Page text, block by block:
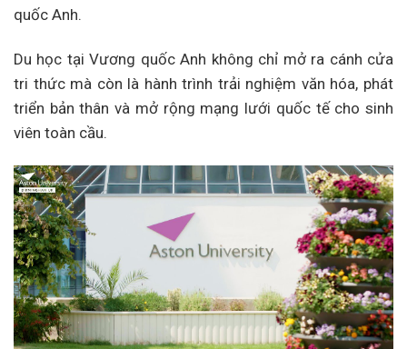
quốc Anh.
Du học tại Vương quốc Anh không chỉ mở ra cánh cửa
tri thức mà còn là hành trình trải nghiệm văn hóa, phát
triển bản thân và mở rộng mạng lưới quốc tế cho sinh
viên toàn cầu.